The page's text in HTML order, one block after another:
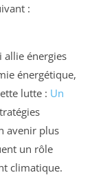
:
allie énergies
énergétique,
lutte : Un
avenir plus
un rôle
climatique.